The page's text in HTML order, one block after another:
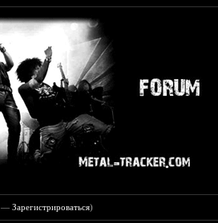
—Зарегистрироваться)